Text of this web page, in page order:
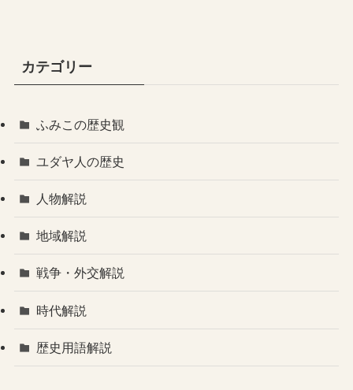
カテゴリー
ふみこの歴史観
ユダヤ人の歴史
人物解説
地域解説
戦争・外交解説
時代解説
歴史用語解説